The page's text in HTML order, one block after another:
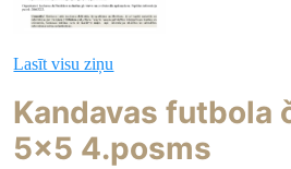
Lasīt visu ziņu
Kandavas futbola
5x5 4.posms